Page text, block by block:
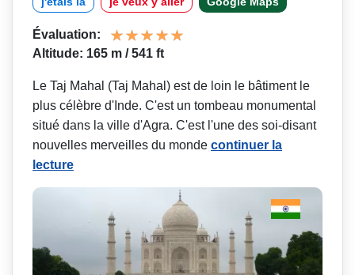
Évaluation:
Altitude: 165 m / 541 ft
Le Taj Mahal (Taj Mahal) est de loin le bâtiment le
plus célèbre d'Inde. C'est un tombeau monumental
situé dans la ville d'Agra. C'est l'une des soi-disant
nouvelles merveilles du monde continuer la
lecture